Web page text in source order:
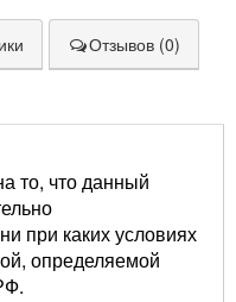
Отзывов (0)
то, что данный
при каких условиях
определяемой